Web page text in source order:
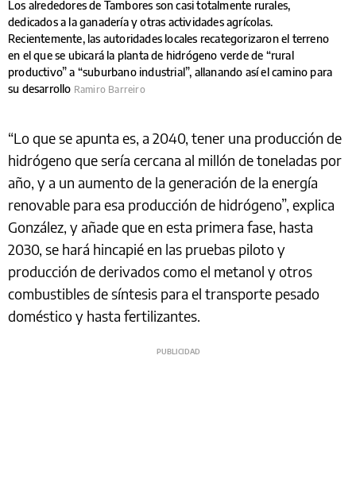
Los alrededores de Tambores son casi totalmente rurales,
dedicados a la ganadería y otras actividades agrícolas.
Recientemente, las autoridades locales recategorizaron el terreno
en el que se ubicará la planta de hidrógeno verde de “rural
productivo” a “suburbano industrial”, allanando así el camino para
su desarrollo Ramiro Barreiro
“Lo que se apunta es, a 2040, tener una producción de
hidrógeno que sería cercana al millón de toneladas por
año, y a un aumento de la generación de la energía
renovable para esa producción de hidrógeno”, explica
González, y añade que en esta primera fase, hasta
2030, se hará hincapié en las pruebas piloto y
producción de derivados como el metanol y otros
combustibles de síntesis para el transporte pesado
doméstico y hasta fertilizantes.